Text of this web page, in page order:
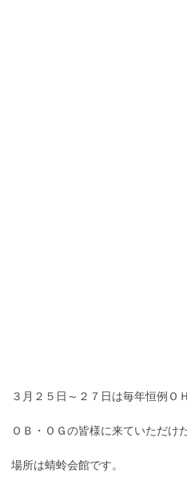
３月２５日～２７日は毎年恒例Ｏ
ＯＢ・ＯＧの皆様に来ていただけ
場所は蜻蛉会館です。